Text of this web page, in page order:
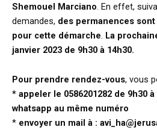
Shemouel Marciano . En effet,
demandes, des permanences
pour cette démarche La
janvier 2023 de 9h30 à 14h30.
Pour prendre rendez-vous, vous
* appeler le 0586201282 de 9h30
whatsapp au même numéro
* envoyer un mail à :